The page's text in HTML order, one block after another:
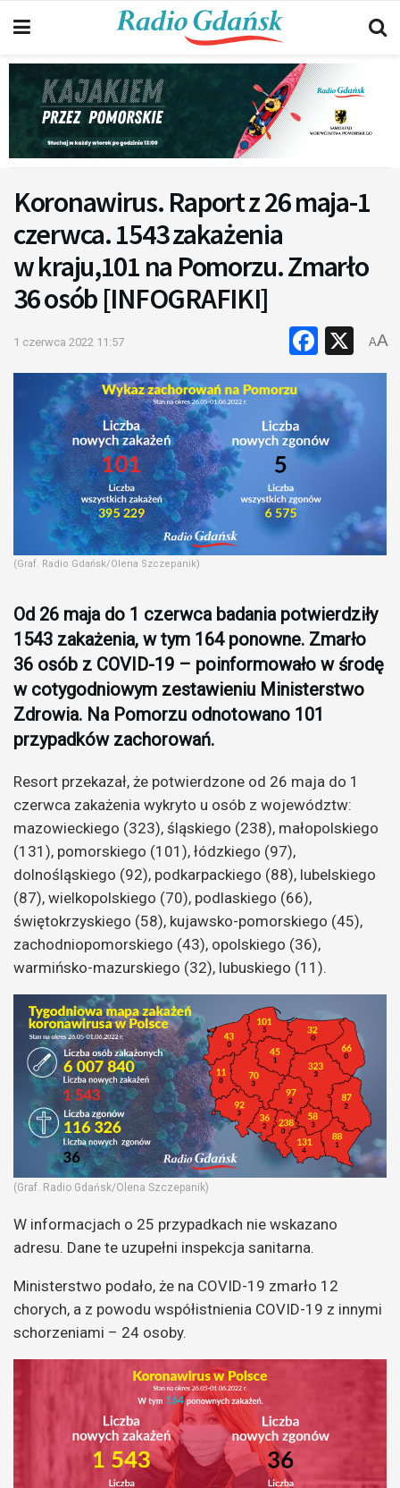
Koronawirus. Raport z 26 maja-1
czerwca. 1543 zakażenia
w kraju,101 na Pomorzu. Zmarło
36 osób [INFOGRAFIKI]
1 czerwca 2022 11:57 X
AA
(Graf. Radio Gdańsk/Olena Szczepanik)
Od 26 maja do 1 czerwca badania potwierdziły
1543 zakażenia, w tym 164 ponowne. Zmarło
36 osób z COVID-19 – poinformowało w środę
w cotygodniowym zestawieniu Ministerstwo
Zdrowia. Na Pomorzu odnotowano 101
przypadków zachorowań.
Resort przekazał, że potwierdzone od 26 maja do 1
czerwca zakażenia wykryto u osób z województw:
mazowieckiego (323), śląskiego (238), małopolskiego
(131), pomorskiego (101), łódzkiego (97),
dolnośląskiego (92), podkarpackiego (88), lubelskiego
(87), wielkopolskiego (70), podlaskiego (66),
świętokrzyskiego (58), kujawsko-pomorskiego (45),
zachodniopomorskiego (43), opolskiego (36),
warmińsko-mazurskiego (32), lubuskiego (11).
(Graf. Radio Gdańsk/Olena Szczepanik)
W informacjach o 25 przypadkach nie wskazano
adresu. Dane te uzupełni inspekcja sanitarna.
Ministerstwo podało, że na COVID-19 zmarło 12
chorych, a z powodu współistnienia COVID-19 z innymi
schorzeniami – 24 osoby.